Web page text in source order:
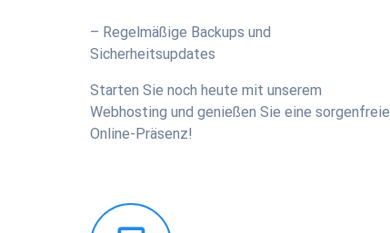
– Regelmäßige Backups und
Sicherheitsupdates
Starten Sie noch heute mit unserem
Webhosting und genießen Sie eine sorgenfreie
Online-Präsenz!